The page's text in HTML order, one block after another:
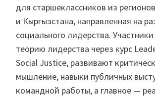
для старшеклассников из
и Кыргызстана, направленная на
социального лидерства.
теорию лидерства через курс
Social Justice, развивают
мышление, навыки публичных
командной работы, а главное —